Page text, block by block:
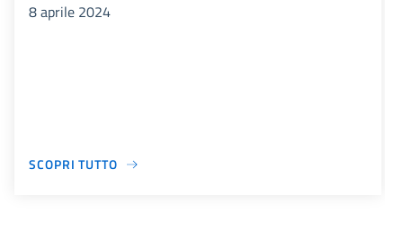
8 aprile 2024
SCOPRI TUTTO